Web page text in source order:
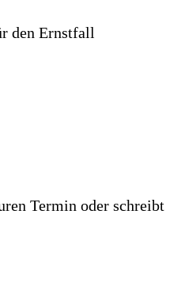
den Ernstfall
Termin oder schreibt